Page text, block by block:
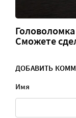
Головоломка
Сможете
ДОБАВИТЬ
Имя